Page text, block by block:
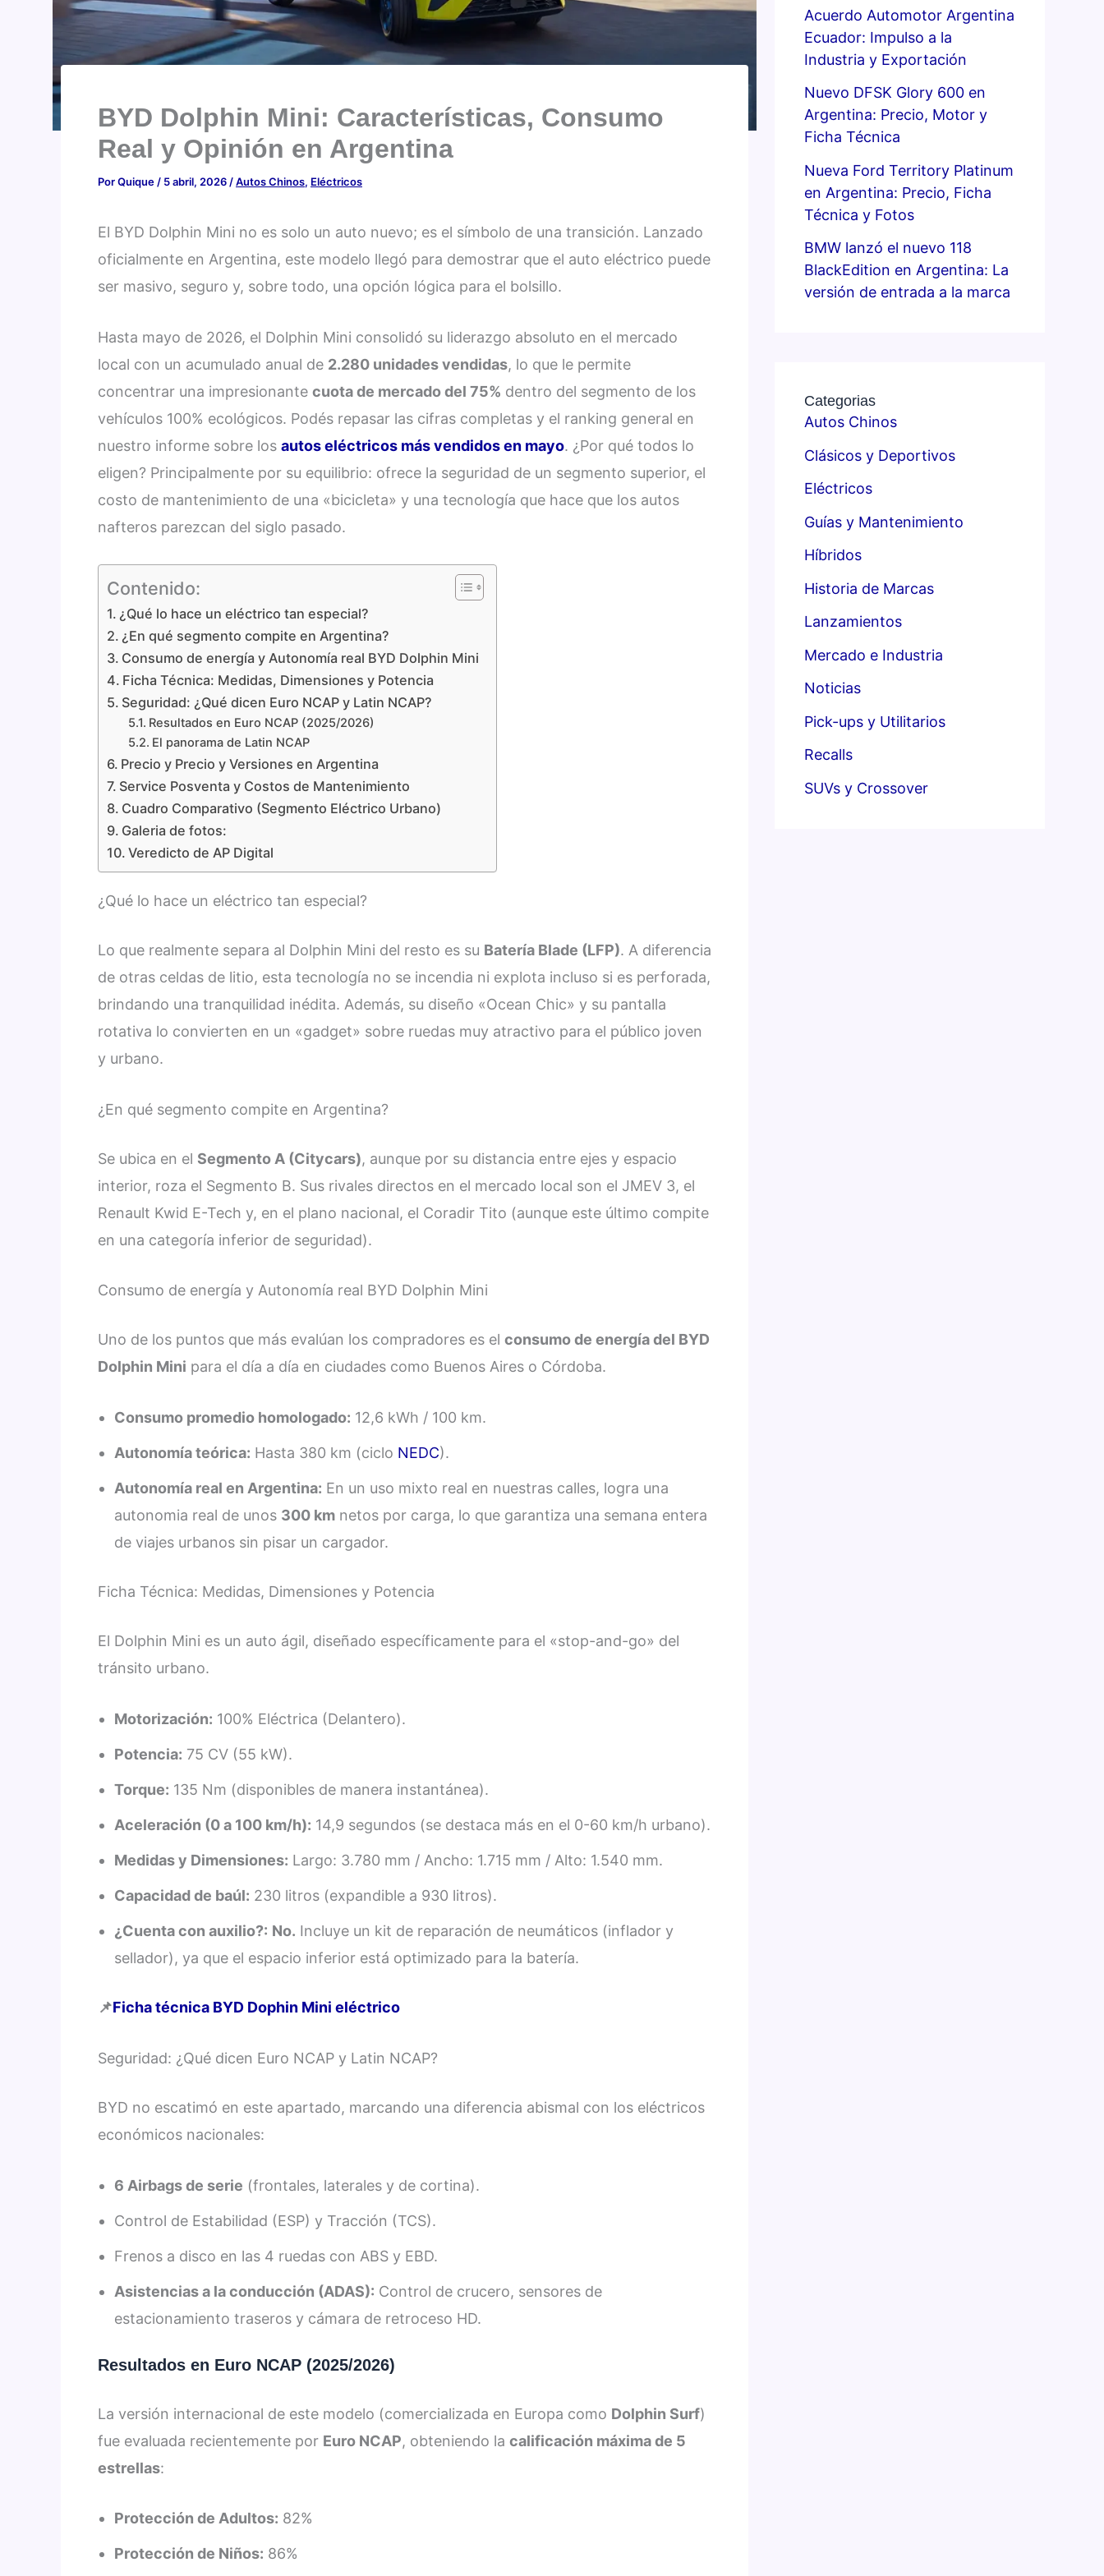
BYD Dolphin Mini: Características, Consumo
Real y Opinión en Argentina
PorQuique / 5 abril, 2026 /Autos Chinos, Eléctricos
El BYD Dolphin Mini no es solo un auto nuevo; es el símbolo de una transición. Lanzado
oficialmente en Argentina, este modelo llegó para demostrar que el auto eléctrico puede
ser masivo, seguro y, sobre todo, una opción lógica para el bolsillo.
Hasta mayo de 2026, el Dolphin Mini consolidó su liderazgo absoluto en el mercado
local con un acumulado anual de 2.280 unidades vendidas, lo que le permite
concentrar una impresionante cuota de mercado del 75% dentro del segmento de los
vehículos 100% ecológicos. Podés repasar las cifras completas y el ranking general en
nuestro informe sobre los autos eléctricos más vendidos en mayo. ¿Por qué todos lo
eligen? Principalmente por su equilibrio: ofrece la seguridad de un segmento superior, el
costo de mantenimiento de una «bicicleta» y una tecnología que hace que los autos
nafteros parezcan del siglo pasado.
Contenido:
¿Qué lo hace un eléctrico tan especial?
¿En qué segmento compite en Argentina?
Consumo de energía y Autonomía real BYD Dolphin Mini
Ficha Técnica: Medidas, Dimensiones y Potencia
Seguridad: ¿Qué dicen Euro NCAP y Latin NCAP?
Resultados en Euro NCAP (2025/2026)
El panorama de Latin NCAP
Precio y Precio y Versiones en Argentina
Service Posventa y Costos de Mantenimiento
Cuadro Comparativo (Segmento Eléctrico Urbano)
Galeria de fotos:
Veredicto de AP Digital
¿Qué lo hace un eléctrico tan especial?
Lo que realmente separa al Dolphin Mini del resto es su Batería Blade (LFP). A diferencia
de otras celdas de litio, esta tecnología no se incendia ni explota incluso si es perforada,
brindando una tranquilidad inédita. Además, su diseño «Ocean Chic» y su pantalla
rotativa lo convierten en un «gadget» sobre ruedas muy atractivo para el público joven
y urbano.
¿En qué segmento compite en Argentina?
Se ubica en el Segmento A (Citycars), aunque por su distancia entre ejes y espacio
interior, roza el Segmento B. Sus rivales directos en el mercado local son el JMEV 3, el
Renault Kwid E-Tech y, en el plano nacional, el Coradir Tito (aunque este último compite
en una categoría inferior de seguridad).
Consumo de energía y Autonomía real BYD Dolphin Mini
Uno de los puntos que más evalúan los compradores es el consumo de energía del BYD
Dolphin Mini para el día a día en ciudades como Buenos Aires o Córdoba.
Consumo promedio homologado: 12,6 kWh / 100 km.
Autonomía teórica: Hasta 380 km (ciclo NEDC).
Autonomía real en Argentina: En un uso mixto real en nuestras calles, logra una
autonomia real de unos 300 km netos por carga, lo que garantiza una semana entera
de viajes urbanos sin pisar un cargador.
Ficha Técnica: Medidas, Dimensiones y Potencia
El Dolphin Mini es un auto ágil, diseñado específicamente para el «stop-and-go» del
tránsito urbano.
Motorización: 100% Eléctrica (Delantero).
Potencia: 75 CV (55 kW).
Torque: 135 Nm (disponibles de manera instantánea).
Aceleración (0 a 100 km/h): 14,9 segundos (se destaca más en el 0-60 km/h urbano).
Medidas y Dimensiones: Largo: 3.780 mm / Ancho: 1.715 mm / Alto: 1.540 mm.
Capacidad de baúl: 230 litros (expandible a 930 litros).
¿Cuenta con auxilio?: No. Incluye un kit de reparación de neumáticos (inflador y
sellador), ya que el espacio inferior está optimizado para la batería.
📌Ficha técnica BYD Dophin Mini eléctrico
Seguridad: ¿Qué dicen Euro NCAP y Latin NCAP?
BYD no escatimó en este apartado, marcando una diferencia abismal con los eléctricos
económicos nacionales:
6 Airbags de serie (frontales, laterales y de cortina).
Control de Estabilidad (ESP) y Tracción (TCS).
Frenos a disco en las 4 ruedas con ABS y EBD.
Asistencias a la conducción (ADAS): Control de crucero, sensores de
estacionamiento traseros y cámara de retroceso HD.
Resultados en Euro NCAP (2025/2026)
La versión internacional de este modelo (comercializada en Europa como Dolphin Surf)
fue evaluada recientemente por Euro NCAP, obteniendo la calificación máxima de 5
estrellas:
Protección de Adultos: 82%
Protección de Niños: 86%
Acuerdo Automotor Argentina
Ecuador: Impulso a la
Industria y Exportación
Nuevo DFSK Glory 600 en
Argentina: Precio, Motor y
Ficha Técnica
Nueva Ford Territory Platinum
en Argentina: Precio, Ficha
Técnica y Fotos
BMW lanzó el nuevo 118
BlackEdition en Argentina: La
versión de entrada a la marca
Categorias
Autos Chinos
Clásicos y Deportivos
Eléctricos
Guías y Mantenimiento
Híbridos
Historia de Marcas
Lanzamientos
Mercado e Industria
Noticias
Pick-ups y Utilitarios
Recalls
SUVs y Crossover